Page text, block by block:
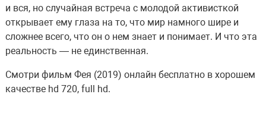
и вся, но случайная встреча с молодой активисткой
открывает ему глаза на то, что мир намного шире и
сложнее всего, что он о нем знает и понимает. И что эта
реальность — не единственная.
Смотри фильм Фея (2019) онлайн бесплатно в хорошем
качестве hd 720, full hd.